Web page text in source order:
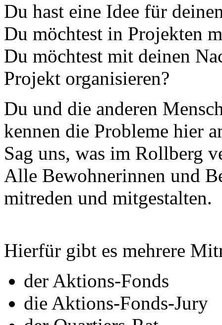
Du hast eine Idee für
Du möchtest in Projekten
Du möchtest mit deinen
Projekt organisieren?
Du und die anderen
kennen die Probleme hier
Sag uns, was im Rollberg
Alle Bewohnerinnen und
mitreden und mitgestalten.
Hierfür gibt es mehrere
der Aktions-Fonds
die Aktions-Fonds-Jury